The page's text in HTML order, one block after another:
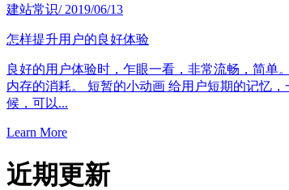
建站常识/ 2019/06/13
怎样提升用户的良好体验
良好的用户体验时，乍眼一看，非常流畅，简单
内存的消耗。 短暂的小动画 给用户短期的记忆
候，可以...
Learn More
近期更新